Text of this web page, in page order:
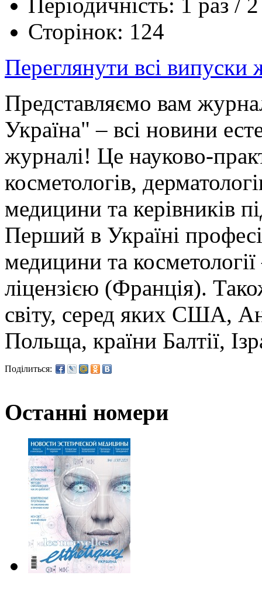
Періодичність: 1 раз /
Сторінок: 124
Переглянути всі випуски
Представляємо вам
Україна" – всі новини
журналі! Це науково-
косметологів,
медицини та керівників
Перший в Україні
медицини та
ліцензією (Франція).
світу, серед яких США,
Польща, країни Балтії,
Поділиться:
Останні номери